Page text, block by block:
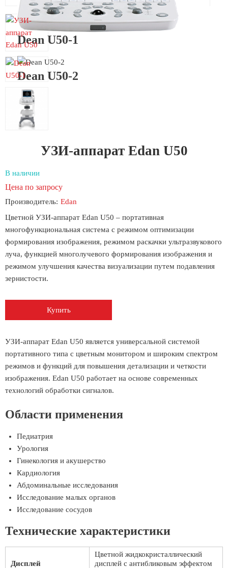
Dean U50-1
Dean U50-2
УЗИ-аппарат Edan U50
В наличии
Цена по запросу
Производитель: Edan
Цветной УЗИ-аппарат Edan U50 – портативная
многофункциональная система с режимом оптимизации
формирования изображения, режимом раскачки ультразвукового
луча, функцией многолучевого формирования изображения и
режимом улучшения качества визуализации путем подавления
зернистости.
Купить
УЗИ-аппарат Edan U50 является универсальной системой
портативного типа с цветным монитором и широким спектром
режимов и функций для повышения детализации и четкости
изображения. Edan U50 работает на основе современных
технологий обработки сигналов.
Области применения
Педиатрия
Урология
Гинекология и акушерство
Кардиология
Абдоминальные исследования
Исследование малых органов
Исследование сосудов
Технические характеристики
Дисплей
Цветной жидкокристаллический
дисплей с антибликовым эффектом